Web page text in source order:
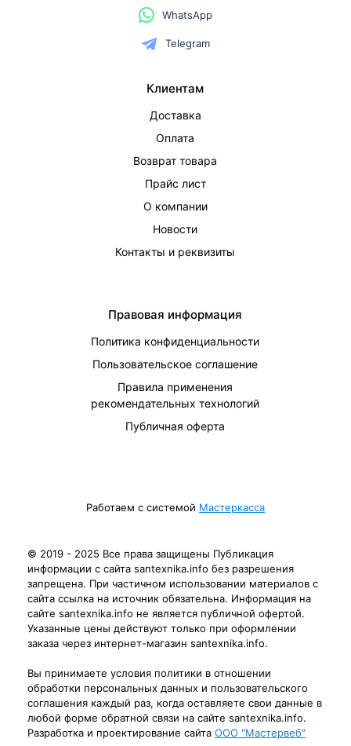
WhatsApp
Telegram
Клиентам
Доставка
Оплата
Возврат товара
Прайс лист
О компании
Новости
Контакты и реквизиты
Правовая информация
Политика конфиденциальности
Пользовательское соглашение
Правила применения
рекомендательных технологий
Публичная оферта
Работаем с системой Мастеркасса
© 2019 - 2025 Все права защищены Публикация
информации с сайта santexnika.info без разрешения
запрещена. При частичном использовании материалов с
сайта ссылка на источник обязательна. Информация на
сайте santexnika.info не является публичной офертой.
Указанные цены действуют только при оформлении
заказа через интернет-магазин santexnika.info.
Вы принимаете условия политики в отношении
обработки персональных данных и пользовательского
соглашения каждый раз, когда оставляете свои данные в
любой форме обратной связи на сайте santexnika.info.
Разработка и проектирование сайта ООО "Мастервеб"